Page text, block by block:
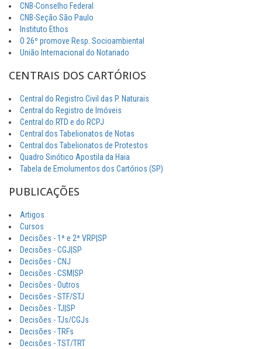
CNB-Conselho Federal
CNB-Seção São Paulo
Instituto Ethos
O 26º promove Resp. Socioambiental
União Internacional do Notariado
CENTRAIS DOS CARTÓRIOS
Central do Registro Civil das P. Naturais
Central do Registro de Imóveis
Central do RTD e do RCPJ
Central dos Tabelionatos de Notas
Central dos Tabelionatos de Protestos
Quadro Sinótico Apostila da Haia
Tabela de Emolumentos dos Cartórios (SP)
PUBLICAÇÕES
Artigos
Cursos
Decisões - 1ª e 2ª VRP|SP
Decisões - CGJ|SP
Decisões - CNJ
Decisões - CSM|SP
Decisões - Outros
Decisões - STF/STJ
Decisões - TJ|SP
Decisões - TJs/CGJs
Decisões - TRFs
Decisões - TST/TRT